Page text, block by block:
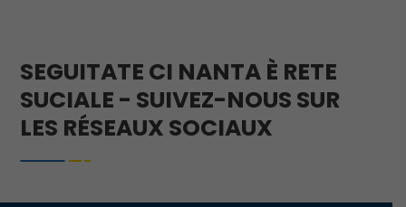
SEGUITATE CI NANTA È RETE
SUCIALE - SUIVEZ-NOUS SUR
LES RÉSEAUX SOCIAUX